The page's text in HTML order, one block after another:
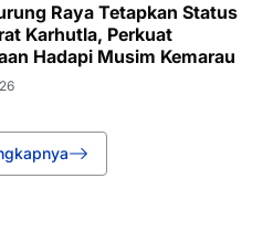
Raya Tetapkan Status
Karhutla, Perkuat
Hadapi Musim Kemarau